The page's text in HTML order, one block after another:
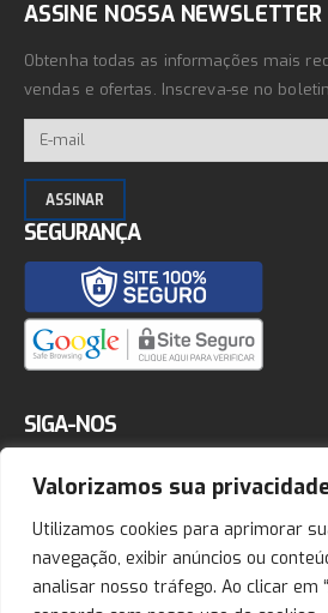
Valorizamos sua
Utilizamos cookies para aprimorar
navegação, exibir anúncios ou
analisar nosso tráfego. Ao clicar em
ASSINE NOSSA NEWSLETTER
Obtenha todas as informações mais
vendas e ofertas. Inscreva-se no
SEGURANÇA
SIGA-NOS
Showtime Kickboxing. © 2026. Todos os